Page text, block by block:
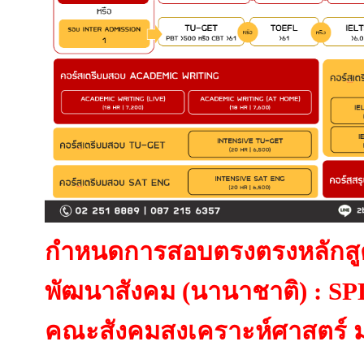
กำหนดการสอบตรงตรงหลัก
พัฒนาสังคม (นานาชาติ) :
คณะสังคมสงเคราะห์ศาสตร์